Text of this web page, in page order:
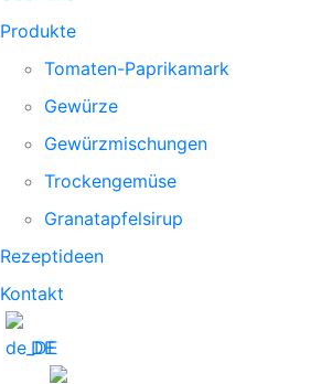
Produkte
Tomaten-Paprikamark
Gewürze
Gewürzmischungen
Trockengemüse
Granatapfelsirup
Rezeptideen
Kontakt
DE